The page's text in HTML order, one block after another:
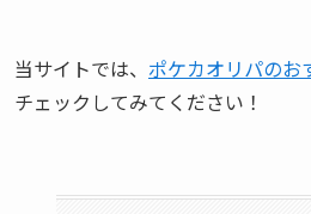
当サイトでは、 ポケカオリパのお
チェックしてみてください！